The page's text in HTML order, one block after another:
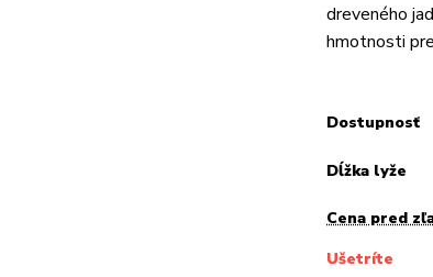
dreveného
hmotnosti
Dostupnosť
Dĺžka lyže
Cena pred
Ušetríte